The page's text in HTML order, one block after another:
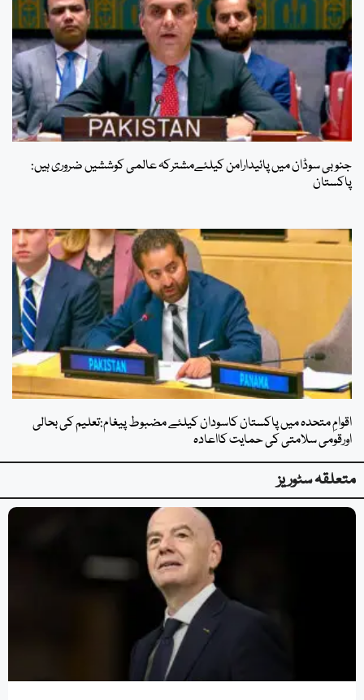
جنوبی سوڈان میں پائیدارامن کیلئےمشترکہ عالمی کوششیں ضروری ہیں:
پاکستان
اقوامِ متحدہ میں پاکستان کاسودان کیلئے مضبوط پیغام:تعلیم کی بحالی
اورقومی سلامتی کی حمایت کااعادہ
متعلقہ سٹوریز